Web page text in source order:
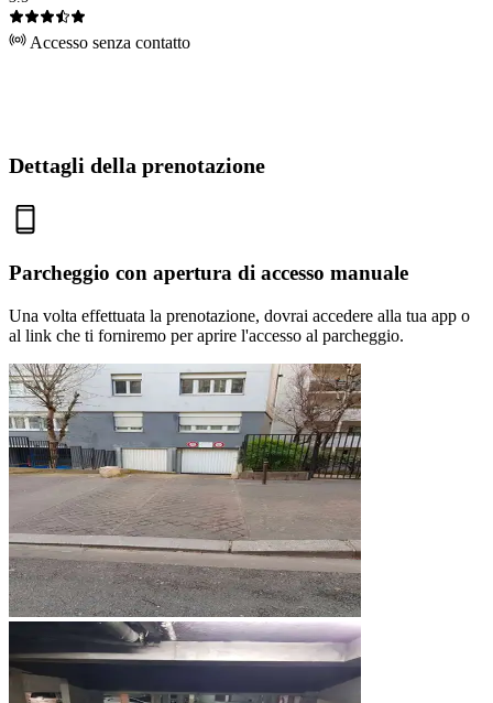
Accesso senza contatto
Dettagli della prenotazione
Parcheggio con apertura di accesso manuale
Una volta effettuata la prenotazione, dovrai accedere alla tua app o
al link che ti forniremo per aprire l'accesso al parcheggio.